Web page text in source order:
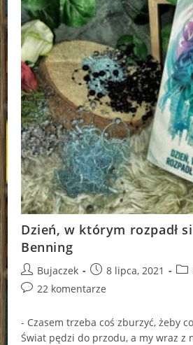
Dzień, w którym rozpadł
Benning
Post
author:
Bujaczek
Post
published:
8 lipca, 2021
Post22 komentarze
- Czasem trzeba coś zburzyć, żeby
Świat pędzi do przodu, a my wraz z